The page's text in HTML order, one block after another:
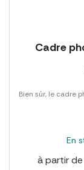
Cadre
Bien sûr, le cadre
En
à partir de